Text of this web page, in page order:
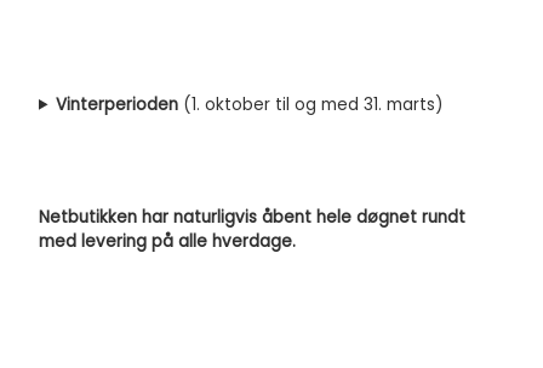
Vinterperioden (1. oktober til og med 31. marts)
Netbutikken har naturligvis åbent hele døgnet rundt
med levering på alle hverdage.